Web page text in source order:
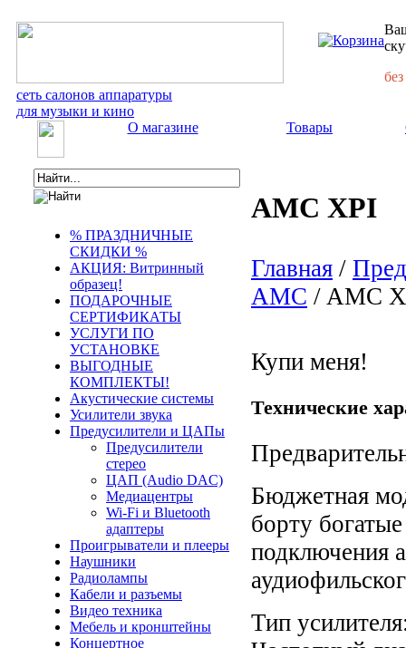
сеть салонов аппаратуры
для музыки и кино
О магазине Товары
% ПРАЗДНИЧНЫЕ
СКИДКИ %
АКЦИЯ: Витринный
образец!
ПОДАРОЧНЫЕ
СЕРТИФИКАТЫ
УСЛУГИ ПО
УСТАНОВКЕ
ВЫГОДНЫЕ
КОМПЛЕКТЫ!
Акустические системы
Усилители звука
Предусилители и ЦАПы
Предусилители
стерео
ЦАП (Audio DAC)
Медиацентры
Wi-Fi и Bluetooth
адаптеры
Проигрыватели и плееры
Наушники
Радиолампы
Кабели и разъемы
Видео техника
Мебель и кронштейны
Концертное
AMC XPI
Главная /
AMC / AMC
Купи меня!
Технические
П
Бюджетная
борту
подключения
Тип